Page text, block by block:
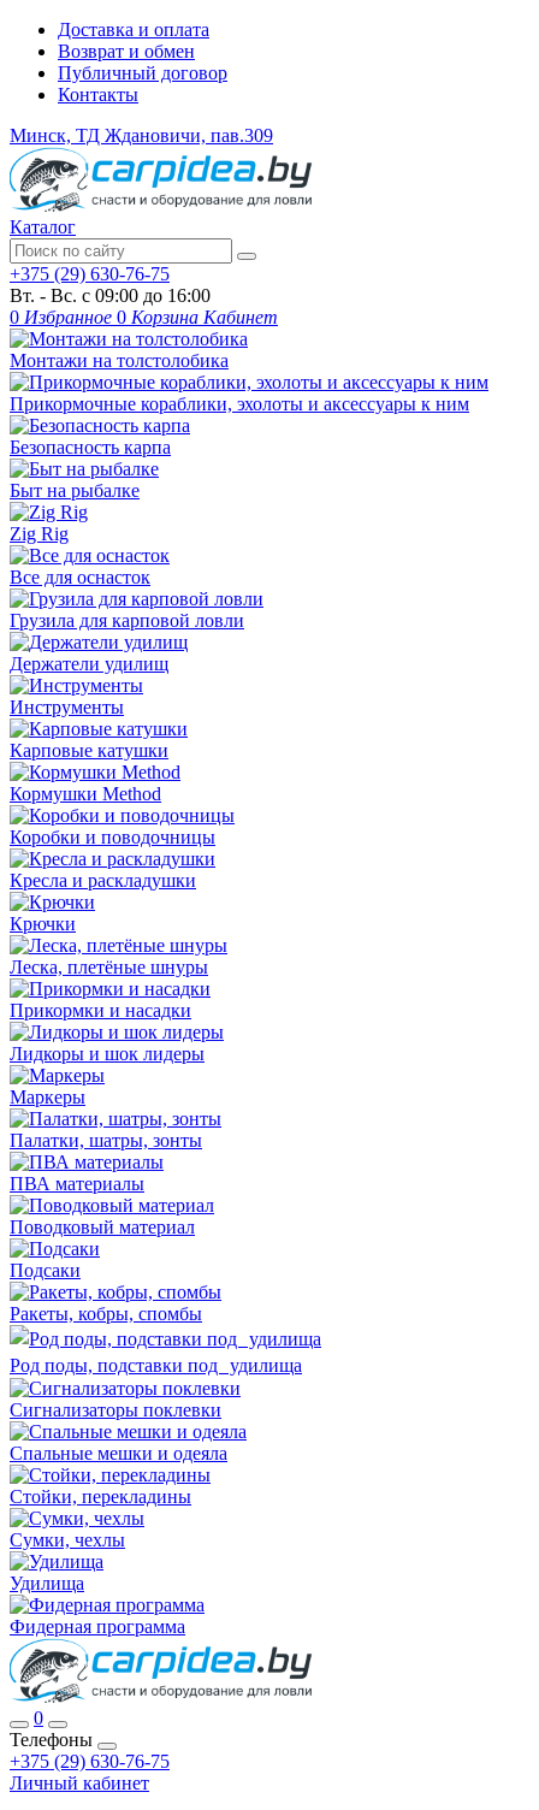
Доставка и оплата
Возврат и обмен
Публичный договор
Контакты
Минск, ТД Ждановичи, пав.309
Каталог
+375 (29) 630-76-75
Вт. - Вс. с 09:00 до 16:00
0 Избранное 0 Корзина Кабинет
Монтажи на толстолобика
Прикормочные кораблики, эхолоты и аксессуары к ним
Безопасность карпа
Быт на рыбалке
Zig Rig
Все для оснасток
Грузила для карповой ловли
Держатели удилищ
Инструменты
Карповые катушки
Кормушки Method
Коробки и поводочницы
Кресла и раскладушки
Крючки
Леска, плетёные шнуры
Прикормки и насадки
Лидкоры и шок лидеры
Маркеры
Палатки, шатры, зонты
ПВА материалы
Поводковый материал
Подсаки
Ракеты, кобры, спомбы
Род поды, подставки под удилища
Сигнализаторы поклевки
Спальные мешки и одеяла
Стойки, перекладины
Сумки, чехлы
Удилища
Фидерная программа
0
Телефоны
+375 (29) 630-76-75
Личный кабинет